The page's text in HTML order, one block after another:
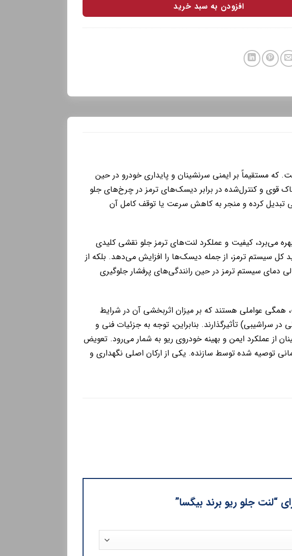
افزودن به سبد خرید
که مستقیماً بر ایمنی سرنشینان و پایداری خودرو در حین
قوی و کنترل‌شده در برابر دیسک‌های ترمز در چرخ‌های جلو
تبدیل کرده و منجر به کاهش سرعت یا توقف کامل آن
می‌برد، کیفیت و عملکرد لنت‌های ترمز جلو نقشی کلیدی
کل سیستم ترمز، از جمله دیسک‌ها را افزایش می‌دهد. بلکه از
دمای سیستم ترمز در حین رانندگی‌های پرفشار جلوگیری
عواملی هستند که بر میزان اثربخشی آن در شرایط
سراشیبی) تأثیرگذارند. بنابراین، توجه به جزئیات فنی و
از عملکرد ایمن و بهینه خودروی ریو به شمار می‌رود. تعویض
توصیه شده توسط سازنده. یکی از ارکان اصلی نگهداری و
“لنت جلو ریو برند بیگسا”